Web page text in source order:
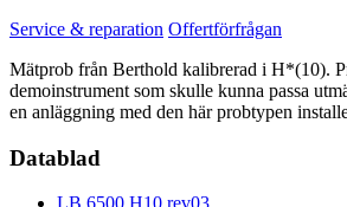
Service & reparation Offertförfrågan
Mätprob från Berthold kalibrerad i H*(10).
demoinstrument som skulle kunna passa
en anläggning med den här probtypen
Datablad